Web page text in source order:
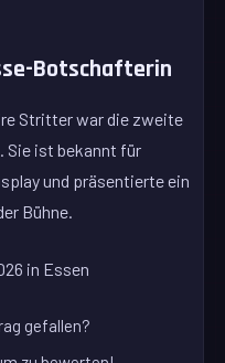
Botschafterin
Stritter war die zweite
Sie ist bekannt für
und präsentierte ein
Bühne.
in Essen
gefallen?